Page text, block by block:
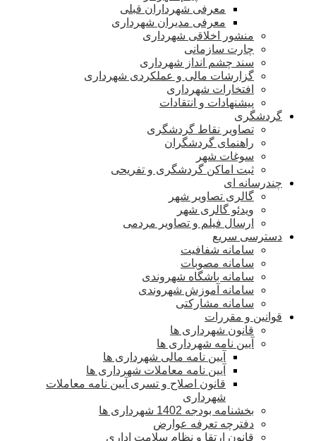
معرفی شهرداران قبلی
معرفی مدیران شهرداری
منشور اخلاقی شهرداری
چارت سازمانی
سند چشم انداز شهرداری
گزارشات مالی و عملکردی شهرداری
افتخارات شهرداری
پیشنهادات و انتقادات
گردشگری
تصاویر نقاط گردشگری
راهنمای گردشگران
سوغات شهر
ثبت اماکن گردشگری و تفریحی
چندرسانه ای
گالری تصاویر شهر
ویدئو گالری شهر
ارسال فیلم و تصاویر مردمی
دسترسی سریع
سامانه شفافیت
سامانه مصوبات
سامانه باشگاه شهروندی
سامانه آموزش شهروندی
سامانه مشارکتی
قوانین و مقررات
قانون شهرداری ها
آیین نامه شهرداری ها
آیین نامه مالی شهرداری ها
آیین نامه معاملات شهرداری ها
قانون اصلاح و تسری آیین نامه معاملات
شهرداری
بخشنامه بودجه 1402 شهرداری ها
دفترچه تعرفه عوارض
قانون ارتقا و نظام سلامت اداری